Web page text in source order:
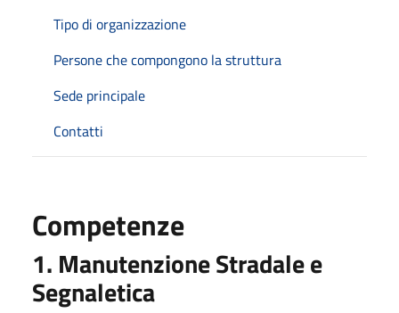
Tipo di organizzazione
Persone che compongono la struttura
Sede principale
Contatti
Competenze
1. Manutenzione Stradale e
Segnaletica